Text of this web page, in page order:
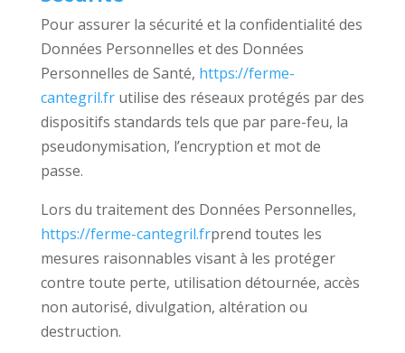
Pour assurer la sécurité et la confidentialité des
Données Personnelles et des Données
Personnelles de Santé, https://ferme-
cantegril.frutilise des réseaux protégés par des
dispositifs standards tels que par pare-feu, la
pseudonymisation, l’encryption et mot de
passe.
Lors du traitement des Données Personnelles,
https://ferme-cantegril.frprend toutes les
mesures raisonnables visant à les protéger
contre toute perte, utilisation détournée, accès
non autorisé, divulgation, altération ou
destruction.